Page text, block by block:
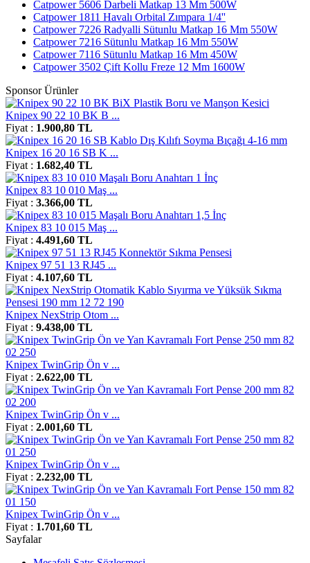
Catpower 5606 Darbeli Matkap 13 Mm 500W
Catpower 1811 Havalı Orbital Zımpara 1/4''
Catpower 7226 Radyalli Sütunlu Matkap 16 Mm 550W
Catpower 7216 Sütunlu Matkap 16 Mm 550W
Catpower 7116 Sütunlu Matkap 16 Mm 450W
Catpower 3502 Çift Kollu Freze 12 Mm 1600W
Sponsor Ürünler
Knipex 90 22 10 BK B ...
Fiyat : 1.900,80 TL
Knipex 16 20 16 SB K ...
Fiyat : 1.682,40 TL
Knipex 83 10 010 Maş ...
Fiyat : 3.366,00 TL
Knipex 83 10 015 Maş ...
Fiyat : 4.491,60 TL
Knipex 97 51 13 RJ45 ...
Fiyat : 4.107,60 TL
Knipex NexStrip Otom ...
Fiyat : 9.438,00 TL
Knipex TwinGrip Ön v ...
Fiyat : 2.622,00 TL
Knipex TwinGrip Ön v ...
Fiyat : 2.001,60 TL
Knipex TwinGrip Ön v ...
Fiyat : 2.232,00 TL
Knipex TwinGrip Ön v ...
Fiyat : 1.701,60 TL
Sayfalar